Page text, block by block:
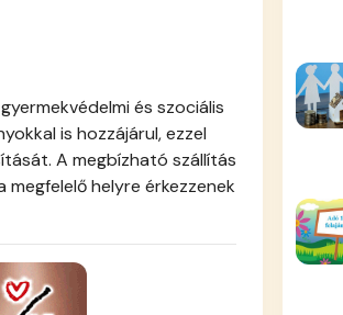
és szociális
is hozzájárul, ezzel
A megbízható szállítás
helyre érkezzenek